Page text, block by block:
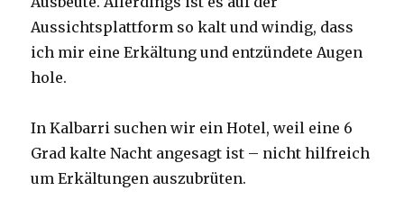
Aussichtsplattform so kalt und windig, dass
ich mir eine Erkältung und entzündete Augen
hole.
In Kalbarri suchen wir ein Hotel, weil eine 6
Grad kalte Nacht angesagt ist – nicht hilfreich
um Erkältungen auszubrüten.